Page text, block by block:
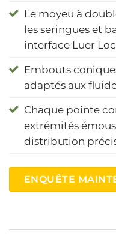
Le moyeu à
les seringues et
interface Luer
Embouts
adaptés aux
Chaque pointe
extrémités
distribution
ENQUÊTE